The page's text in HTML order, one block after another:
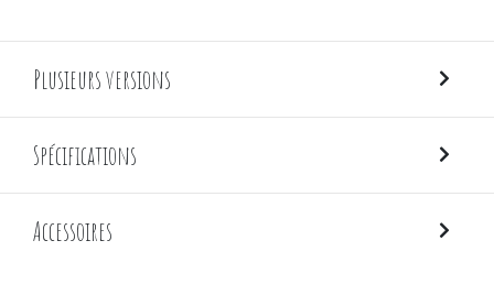
Plusieurs versions
Spécifications
Accessoires